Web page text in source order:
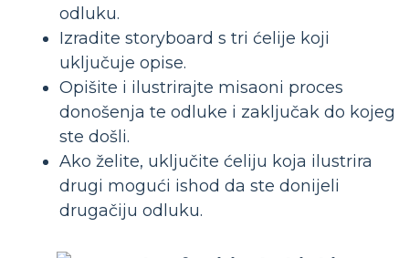
odluku.
Izradite storyboard s tri ćelije koji
uključuje opise.
Opišite i ilustrirajte misaoni proces
donošenja te odluke i zaključak do kojeg
ste došli.
Ako želite, uključite ćeliju koja ilustrira
drugi mogući ishod da ste donijeli
drugačiju odluku.